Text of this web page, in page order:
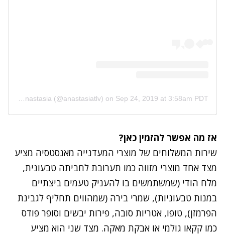
on Sep 24, 2019 at 3:58am PDT
אז מה אפשר להזמין כאן?
שירות המשלוחים של מוצרי המעדנייה מאנסטסיה מציע
מצד אחד מוצרי מזווה כמו תערובת לחביתה טבעונית,
מלח הודי (שמשתמשים בו להעניק טעמים ביצתיים
במנות טבעוניות), שמרי בירה (שמהווים תחליף לגבינת
הפרמזן), טופו, אטריות סובה, פירות יבשים וסופר פודס
כמו קקאו גולמי או אבקת מאקה. מצד שני הוא מציע